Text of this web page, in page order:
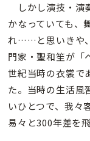
しかし演技・演
かなっていても、
れ……と思いきや
門家・聖和笙が「
世紀当時の衣裳で
た。当時の生活風
いひとつで、我々
易々と300年差を